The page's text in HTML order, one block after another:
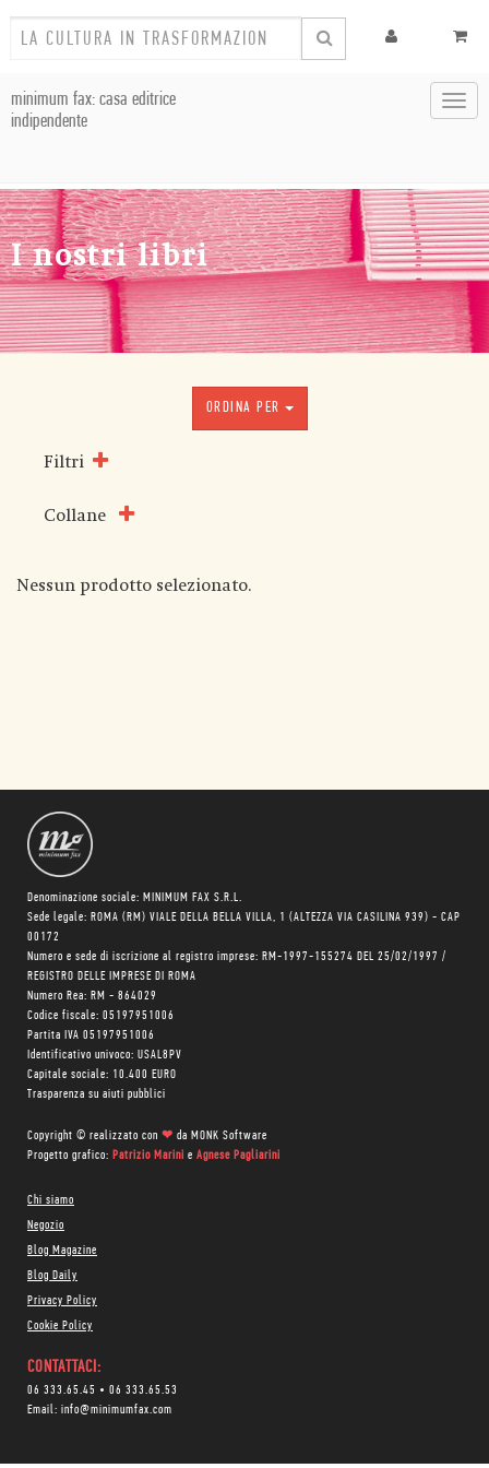
minimum fax: casa editrice
indipendente
I nostri libri
ORDINA PER
Filtri
Collane
Nessun prodotto selezionato.
Denominazione sociale: MINIMUM FAX S.R.L.
Sede legale: ROMA (RM) VIALE DELLA BELLA VILLA, 1 (ALTEZZA VIA CASILINA 939) - CAP
00172
Numero e sede di iscrizione al registro imprese: RM-1997-155274 DEL 25/02/1997 /
REGISTRO DELLE IMPRESE DI ROMA
Numero Rea: RM - 864029
Codice fiscale: 05197951006
Partita IVA 05197951006
Identificativo univoco: USAL8PV
Capitale sociale: 10.400 EURO
Trasparenza su aiuti pubblici
Copyright © realizzato con ❤ da MONK Software
Progetto grafico: Patrizio Marini e Agnese Pagliarini
Chi siamo
Negozio
Blog Magazine
Blog Daily
Privacy Policy
Cookie Policy
CONTATTACI:
06 333.65.45 • 06 333.65.53
Email: info@minimumfax.com